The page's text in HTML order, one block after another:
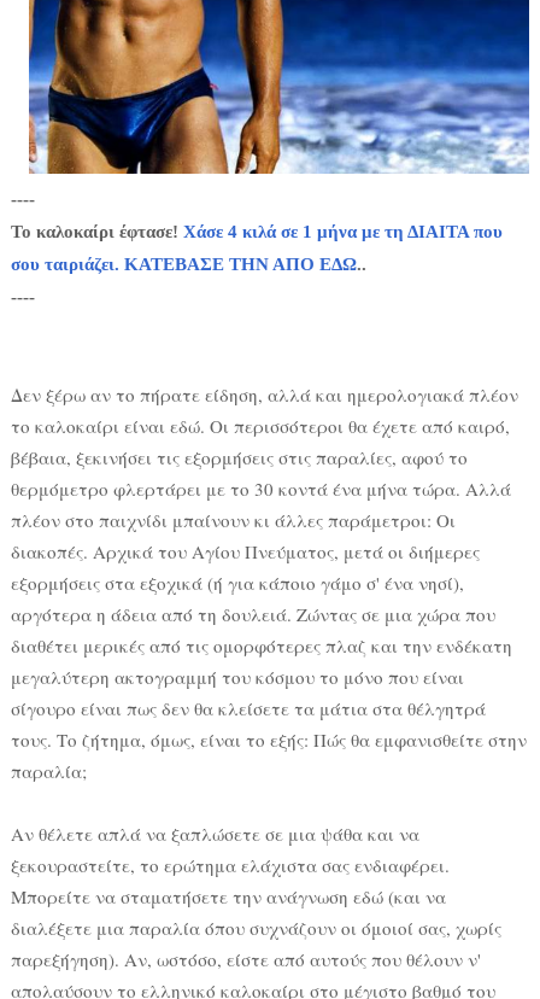
----
Το καλοκαίρι έφτασε! Χάσε 4 κιλά σε 1 μήνα με τη ΔΙΑΙΤΑ που
σου ταιριάζει. ΚΑΤΕΒΑΣΕ ΤΗΝ ΑΠΟ ΕΔΩ..
----
Δεν ξέρω αν το πήρατε είδηση, αλλά και ημερολογιακά πλέον
το καλοκαίρι είναι εδώ. Οι περισσότεροι θα έχετε από καιρό,
βέβαια, ξεκινήσει τις εξορμήσεις στις παραλίες, αφού το
θερμόμετρο φλερτάρει με το 30 κοντά ένα μήνα τώρα. Αλλά
πλέον στο παιχνίδι μπαίνουν κι άλλες παράμετροι: Οι
διακοπές. Αρχικά του Αγίου Πνεύματος, μετά οι διήμερες
εξορμήσεις στα εξοχικά (ή για κάποιο γάμο σ' ένα νησί),
αργότερα η άδεια από τη δουλειά. Ζώντας σε μια χώρα που
διαθέτει μερικές από τις ομορφότερες πλαζ και την ενδέκατη
μεγαλύτερη ακτογραμμή του κόσμου το μόνο που είναι
σίγουρο είναι πως δεν θα κλείσετε τα μάτια στα θέλγητρά
τους. Το ζήτημα, όμως, είναι το εξής: Πώς θα εμφανισθείτε στην
παραλία;
Αν θέλετε απλά να ξαπλώσετε σε μια ψάθα και να
ξεκουραστείτε, το ερώτημα ελάχιστα σας ενδιαφέρει.
Μπορείτε να σταματήσετε την ανάγνωση εδώ (και να
διαλέξετε μια παραλία όπου συχνάζουν οι όμοιοί σας, χωρίς
παρεξήγηση). Αν, ωστόσο, είστε από αυτούς που θέλουν ν'
απολαύσουν το ελληνικό καλοκαίρι στο μέγιστο βαθμό του